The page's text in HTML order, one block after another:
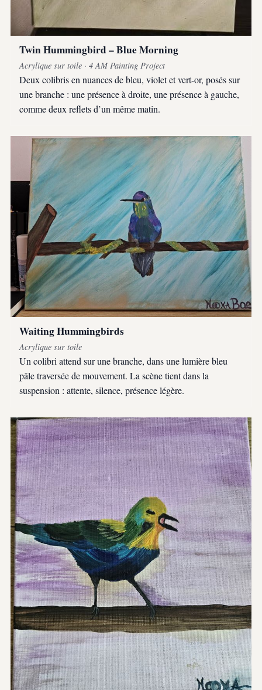
Twin Hummingbird – Blue Morning
Acrylique sur toile · 4 AM Painting Project
Deux colibris en nuances de bleu, violet et vert-or, posés sur
une branche : une présence à droite, une présence à gauche,
comme deux reflets d’un même matin.
Waiting Hummingbirds
Acrylique sur toile
Un colibri attend sur une branche, dans une lumière bleu
pâle traversée de mouvement. La scène tient dans la
suspension : attente, silence, présence légère.